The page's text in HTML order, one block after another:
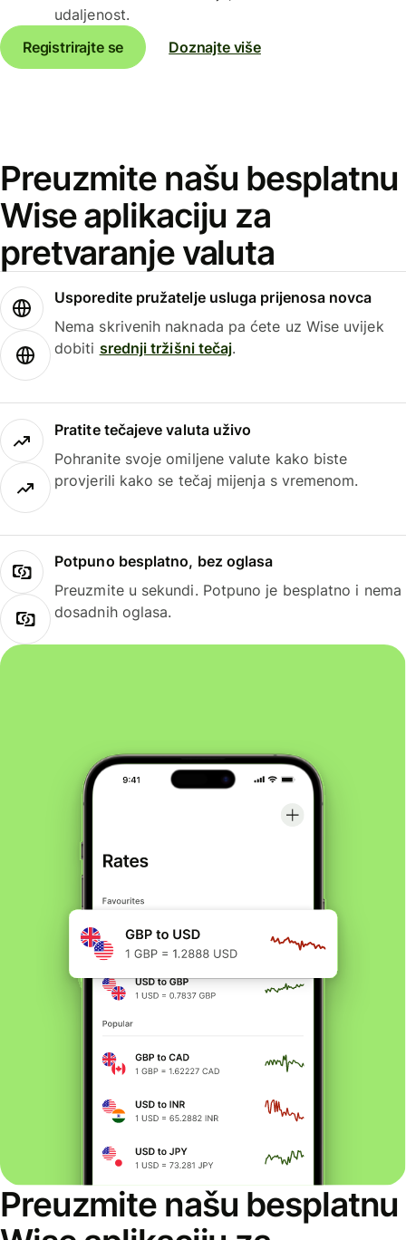
udaljenost.
Registrirajte se
Doznajte više
Preuzmite našu besplatnu
Wise aplikaciju za
pretvaranje valuta
Usporedite pružatelje usluga prijenosa novca
Nema skrivenih naknada pa ćete uz Wise uvijek
dobiti srednji tržišni tečaj.
Pratite tečajeve valuta uživo
Pohranite svoje omiljene valute kako biste
provjerili kako se tečaj mijenja s vremenom.
Potpuno besplatno, bez oglasa
Preuzmite u sekundi. Potpuno je besplatno i nema
dosadnih oglasa.
Preuzmite našu besplatnu